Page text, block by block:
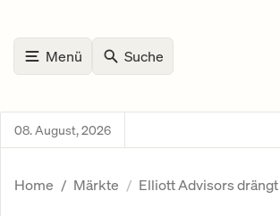
Menü Suche
08. August, 2026
Home Märkte Elliott Advisors